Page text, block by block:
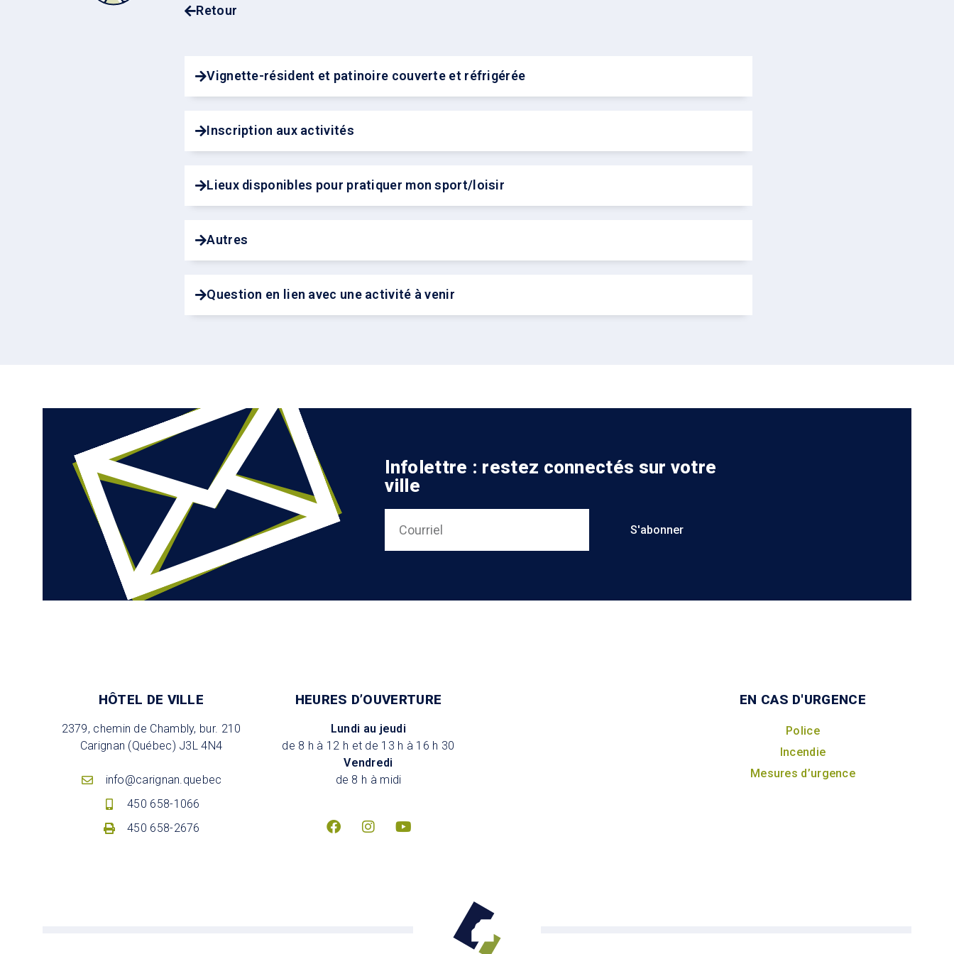
Retour
Vignette-résident et patinoire couverte et réfrigérée
Inscription aux activités
Lieux disponibles pour pratiquer mon sport/loisir
Autres
Question en lien avec une activité à venir
Infolettre : restez connectés sur votre
ville
S'abonner
HÔTEL DE VILLE
2379, chemin de Chambly, bur. 210
Carignan (Québec) J3L 4N4
info@carignan.quebec
450 658-1066
450 658-2676
HEURES D’OUVERTURE
Lundi au jeudi
de 8 h à 12 h et de 13 h à 16 h 30
Vendredi
de 8 h à midi
EN CAS D'URGENCE
Police
Incendie
Mesures d’urgence